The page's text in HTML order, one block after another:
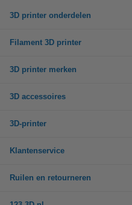
3D printer onderdelen
Filament 3D printer
3D printer merken
3D accessoires
3D-printer
Klantenservice
Ruilen en retourneren